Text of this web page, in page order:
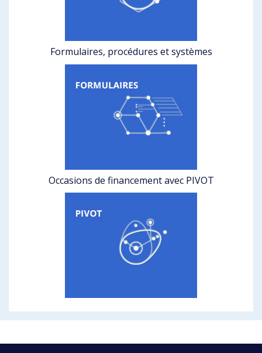
Formulaires, procédures et systèmes
Occasions de financement avec PIVOT